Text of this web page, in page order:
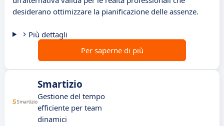
desiderano ottimizzare la pianificazione delle assenze.
Più dettagli
Per saperne di più
Smartizio
Gestione del tempo
efficiente per team
dinamici